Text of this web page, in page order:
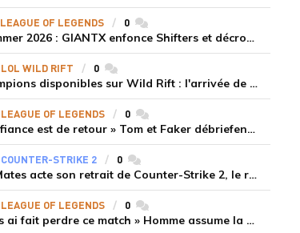
LEAGUE OF LEGENDS 0commentaires
LEC Summer 2026 : GIANTX enfonce Shifters et décroche sa première victoire
LOL WILD RIFT 0commentaires
Les champions disponibles sur Wild Rift : l'arrivée de Cho'Gath
LEAGUE OF LEGENDS 0commentaires
« La confiance est de retour » Tom et Faker débriefent la victoire convaincante de T1 face à Dplus KIA
COUNTER-STRIKE 2 0commentaires
Gentle Mates acte son retrait de Counter-Strike 2, le roster ibérique libéré
LEAGUE OF LEGENDS 0commentaires
« Je nous ai fait perdre ce match » Homme assume la responsabilité de la défaite de HLE face à Gen.G